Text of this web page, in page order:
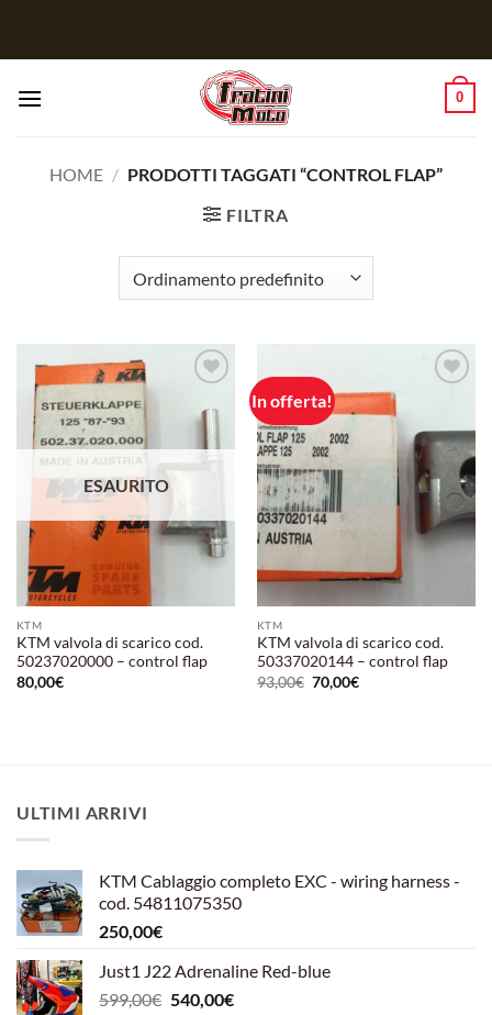
0
HOME / PRODOTTI TAGGATI “CONTROL FLAP”
FILTRA
alla lista
dei
ESAURITO
KTM
KTM valvola di scarico cod.
50237020000 – control flap
80,00€
In offerta!
dei
desideri
KTM
KTM valvola di scarico cod.
50337020144 – control flap
93,00€ Il
prezzo
70,00€Il
ULTIMI ARRIVI
KTM Cablaggio completo EXC - wiring harness -
cod. 54811075350
250,00€
Just1 J22 Adrenaline Red-blue
599,00€ Il
540,00€Il